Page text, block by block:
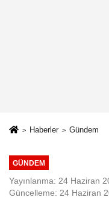
Haberler Gündem
GÜNDEM
Yayınlanma: 24 Haziran
Güncelleme: 24 Haziran